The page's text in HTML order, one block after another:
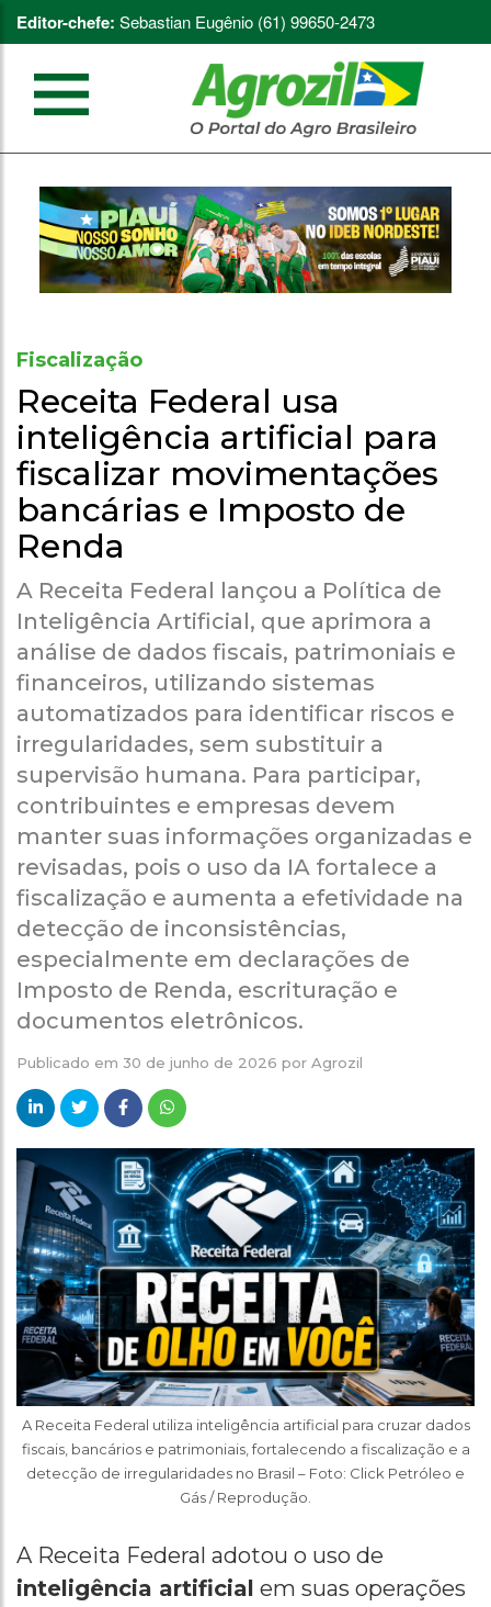
Editor-chefe: Sebastian Eugênio (61) 99650-2473
Fiscalização
Receita Federal usa
inteligência artificial para
fiscalizar movimentações
bancárias e Imposto de
Renda
A Receita Federal lançou a Política de
Inteligência Artificial, que aprimora a
análise de dados fiscais, patrimoniais e
financeiros, utilizando sistemas
automatizados para identificar riscos e
irregularidades, sem substituir a
supervisão humana. Para participar,
contribuintes e empresas devem
manter suas informações organizadas e
revisadas, pois o uso da IA fortalece a
fiscalização e aumenta a efetividade na
detecção de inconsistências,
especialmente em declarações de
Imposto de Renda, escrituração e
documentos eletrônicos.
Publicado em 30 de junho de 2026 por Agrozil
A Receita Federal utiliza inteligência artificial para cruzar dados
fiscais, bancários e patrimoniais, fortalecendo a fiscalização e a
detecção de irregularidades no Brasil – Foto: Click Petróleo e
Gás / Reprodução.
A Receita Federal adotou o uso de
inteligência artificial em suas operações